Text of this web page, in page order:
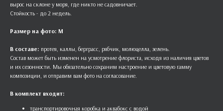
вырос на склоне у моря, где никто не садовничает.
Стойкость - до 2 недель.
Размер на фото: M
В составе: протея, каллы, берграсс, рябчик, молюцелла, зелень.
Состав может быть изменен на усмотрение флориста, исходя из наличия цветов
и их сезонности. Мы обязательно сохраним настроение и цветовую гамму
композиции, и отправим вам фото на согласование.
В комплект входит:
транспортировочная коробка и аквабокс с водой